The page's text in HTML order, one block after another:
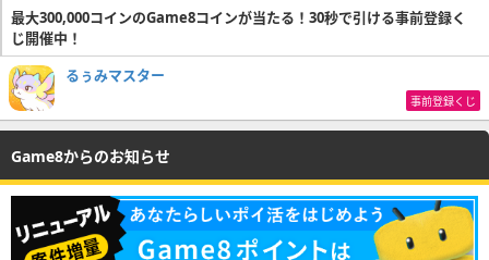
最大300,000コインのGame8コインが当たる！30秒で引ける事前登録く
じ開催中！
るぅみマスター
事前登録くじ
Game8からのお知らせ